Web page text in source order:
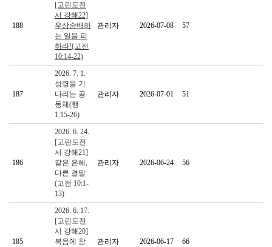
188
[고린도전
서 강해22]
우상숭배하
는 일을 피
하라!(고전
10:14-22)
관리자 2026-07-08 57
187
2026. 7. 1.
성령을 기
다리는 공
동체(행
1:15-26)
관리자 2026-07-01 51
186
2026. 6. 24.
[고린도전
서 강해21]
같은 은혜,
다른 결말
(고전 10:1-
13)
관리자 2026-06-24 56
185
2026. 6. 17.
[고린도전
서 강해20]
복음에 참
관리자 2026-06-17 66